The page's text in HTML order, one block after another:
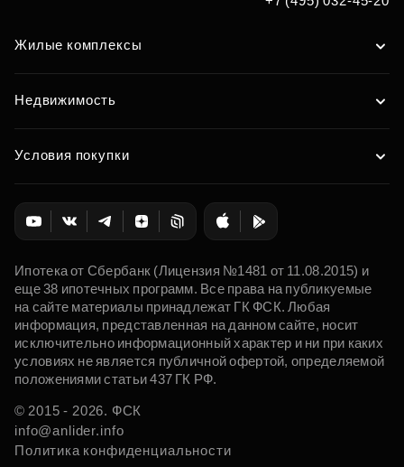
Жилые комплексы
Недвижимость
Условия покупки
Ипотека от Сбербанк (Лицензия №1481 от 11.08.2015) и
еще 38 ипотечных программ. Все права на публикуемые
на сайте материалы принадлежат ГК ФСК. Любая
информация, представленная на данном сайте, носит
исключительно информационный характер и ни при каких
условиях не является публичной офертой, определяемой
положениями статьи 437 ГК РФ.
© 2015 - 2026. ФСК
info@anlider.info
Политика конфиденциальности